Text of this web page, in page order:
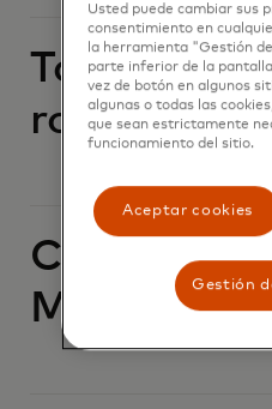
Tarjeta
robada
Claves de
Mastercard
Usted puede cambiar sus
consentimiento en
la herramienta "Gestión
parte inferior de la
vez de botón en algunos
algunas o todas las
que sean estrictamente
funcionamiento del sitio.
Aceptar cookies
Gestión